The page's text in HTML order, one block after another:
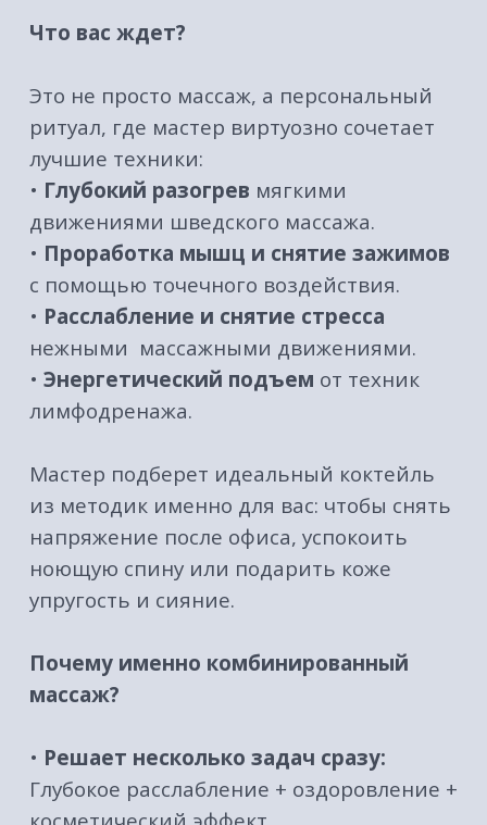
упругость и сияние.
массаж?
Решает несколько задач сразу:
Глубокое расслабление + оздоровление +
косметический эффект.
•Индивидуальный подход:Процедура
адаптируется под ваши запросы здесь и
сейчас.
•Не надоедает: Каждый сеанс уникален
и полон приятных сюрпризов для тела.
•Высокая эффективность: Сочетание
выраженный результат.
Здоровье тела и нервной системы — это
не разовый поход в салон, а система
заботы о себе. Регулярные сеансы
комбинированного массажа — это:
•Стойкое избавление от хронических
болейв теле.
•Управление стрессом:вы учите свое
тело быть в состоянии покоя.
Как часто?Для ощутимого и
долговременного результата мы